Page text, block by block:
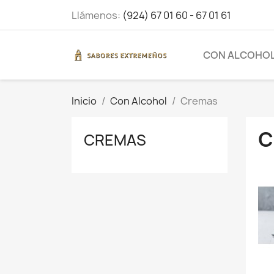
Llámenos: (924) 67 01 60 - 67 01 61
CON
Inicio Con Alcohol Cremas
CREMAS